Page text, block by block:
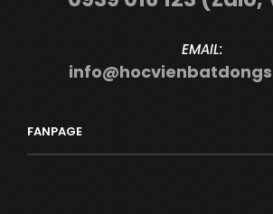
EMAIL:
FANPAGE